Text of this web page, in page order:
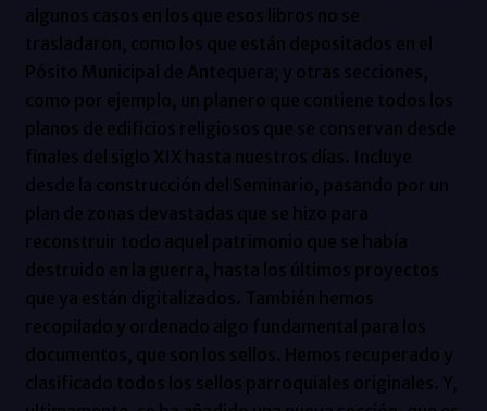
algunos casos en los que esos libros no se
trasladaron, como los que están depositados en el
Pósito Municipal de Antequera; y otras secciones,
como por ejemplo, un planero que contiene todos los
planos de edificios religiosos que se conservan desde
finales del siglo XIX hasta nuestros días. Incluye
desde la construcción del Seminario, pasando por un
plan de zonas devastadas que se hizo para
reconstruir todo aquel patrimonio que se había
destruido en la guerra, hasta los últimos proyectos
que ya están digitalizados. También hemos
recopilado y ordenado algo fundamental para los
documentos, que son los sellos. Hemos recuperado y
clasificado todos los sellos parroquiales originales. Y,